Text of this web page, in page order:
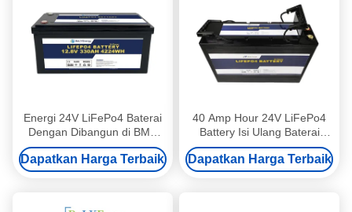
Energi 24V LiFePo4 Baterai
Dengan Dibangun di BMS
4.71KWh Daya IP55 Water
Dust Resistance
Dapatkan Harga Terbaik
40 Amp Hour 24V LiFePo4
Battery Isi Ulang Baterai
Lithium Untuk Perahu Layar
Dapatkan Harga Terbaik